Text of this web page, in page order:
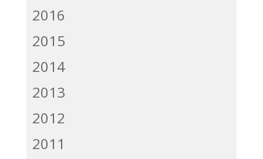
2016
2015
2014
2013
2012
2011